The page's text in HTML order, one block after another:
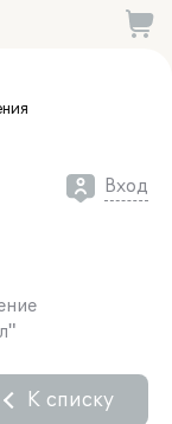
Вход
К списку